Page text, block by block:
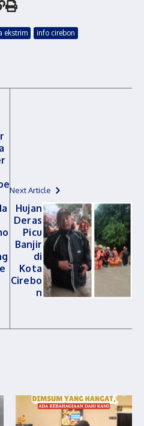
ekstrim
info cirebon
Next Article
Hujan
Deras
Picu
Banjir
di
Kota
Cirebo
n